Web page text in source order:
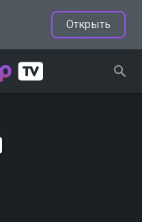
Открыть